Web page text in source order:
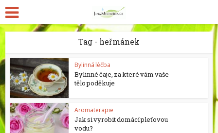
Tag - heřmánek
Bylinná léčba
Bylinné čaje, za které vám vaše
tělo poděkuje
Aromaterapie
Jak si vyrobit domácí pleťovou
vodu?